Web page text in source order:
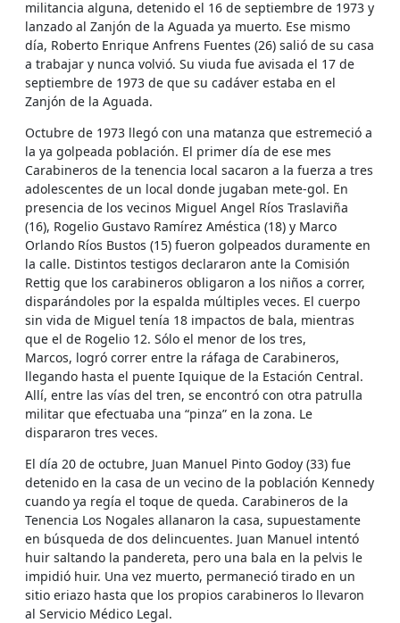
militancia alguna, detenido el 16 de septiembre de 1973 y
lanzado al Zanjón de la Aguada ya muerto. Ese mismo
día, Roberto Enrique Anfrens Fuentes (26) salió de su casa
a trabajar y nunca volvió. Su viuda fue avisada el 17 de
septiembre de 1973 de que su cadáver estaba en el
Zanjón de la Aguada.
Octubre de 1973 llegó con una matanza que estremeció a
la ya golpeada población. El primer día de ese mes
Carabineros de la tenencia local sacaron a la fuerza a tres
adolescentes de un local donde jugaban mete-gol. En
presencia de los vecinos Miguel Angel Ríos Traslaviña
(16), Rogelio Gustavo Ramírez Améstica (18) y Marco
Orlando Ríos Bustos (15) fueron golpeados duramente en
la calle. Distintos testigos declararon ante la Comisión
Rettig que los carabineros obligaron a los niños a correr,
disparándoles por la espalda múltiples veces. El cuerpo
sin vida de Miguel tenía 18 impactos de bala, mientras
que el de Rogelio 12. Sólo el menor de los tres,
Marcos, logró correr entre la ráfaga de Carabineros,
llegando hasta el puente Iquique de la Estación Central.
Allí, entre las vías del tren, se encontró con otra patrulla
militar que efectuaba una “pinza” en la zona. Le
dispararon tres veces.
El día 20 de octubre, Juan Manuel Pinto Godoy (33) fue
detenido en la casa de un vecino de la población Kennedy
cuando ya regía el toque de queda. Carabineros de la
Tenencia Los Nogales allanaron la casa, supuestamente
en búsqueda de dos delincuentes. Juan Manuel intentó
huir saltando la pandereta, pero una bala en la pelvis le
impidió huir. Una vez muerto, permaneció tirado en un
sitio eriazo hasta que los propios carabineros lo llevaron
al Servicio Médico Legal.